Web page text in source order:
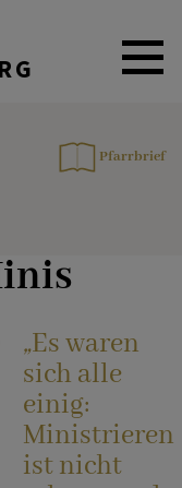
Pfarrbrief
„Es waren
sich alle
einig:
Ministrieren
ist nicht